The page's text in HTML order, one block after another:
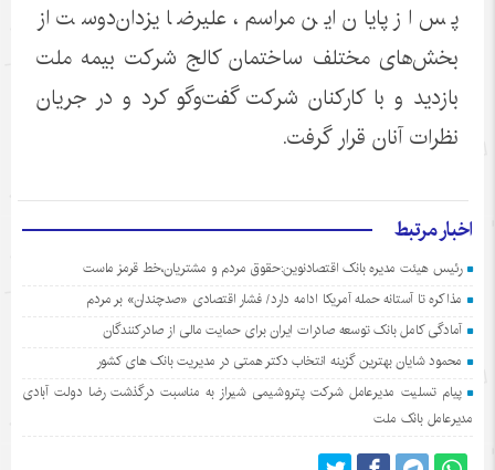
پس از پایان این مراسم، علیرضا یزدان‌دوست از
بخش‌های مختلف ساختمان کالج شرکت بیمه ملت
بازدید و با کارکنان شرکت گفت‌و‌گو کرد و در جریان
نظرات آنان قرار گرفت.
اخبار مرتبط
رئیس هیئت مدیره بانک اقتصادنوین:حقوق مردم و مشتریان،خط قرمز ماست
مذاکره تا آستانه حمله آمریکا ادامه دارد/ فشار اقتصادی «صدچندان» بر مردم
آمادگی کامل بانک توسعه صادرات ایران برای حمایت مالی از صادرکنندگان
محمود شایان بهترین گزینه انتخاب دکتر همتی در مدیریت بانک های کشور
پیام تسلیت مدیرعامل شرکت پتروشیمی شیراز به مناسبت درگذشت رضا دولت آبادی
مدیرعامل بانک ملت